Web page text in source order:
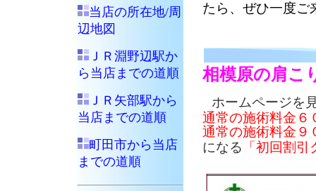
当店の所在地/周
辺地図
ＪＲ淵野辺駅か
ら当店までの道順
ＪＲ矢部駅から
当店までの道順
町田市から当店
までの道順
たら、ぜひ一度ご
相模原の肩こ
ホームページを
通常の施術料金
通常の施術料金
になる 「初回割